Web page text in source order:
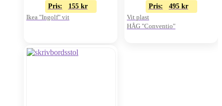
Pris: 155 kr
Ikea "Ingolf" vit
Pris: 495 kr
Vit plast
HÅG "Conventio"